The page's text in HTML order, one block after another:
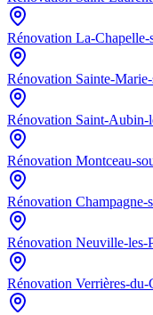
Rénovation La-Chapelle-
Rénovation Sainte-
Rénovation Saint-Aubin-
Rénovation Montceau-
Rénovation Champagne-
Rénovation Neuville-les-
Rénovation Verrières-du-